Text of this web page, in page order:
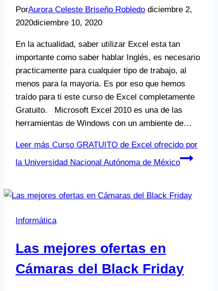
PorAurora Celeste Briseño Robledo diciembre 2,
2020diciembre 10, 2020
En la actualidad, saber utilizar Excel esta tan
importante como saber hablar Inglés, es necesario
practicamente para cualquier tipo de trabajo, al
menos para la mayoria. Es por eso que hemos
traído para ti este curso de Excel completamente
Gratuito. Microsoft Excel 2010 es una de las
herramientas de Windows con un ambiente de…
Leer más Curso GRATUITO de Excel ofrecido por
la Universidad Nacional Autónoma de México
Informática
Las mejores ofertas en
Cámaras del Black Friday